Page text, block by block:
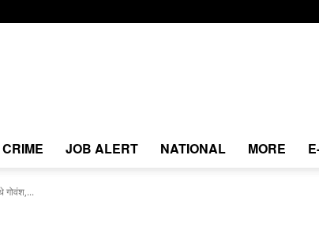
CRIME JOB ALERT NATIONAL MORE
गोवंश,...